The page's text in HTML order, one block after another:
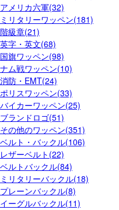
アメリカ六軍(32)
ミリタリーワッペン(181)
階級章(21)
英字・英文(68)
国旗ワッペン(98)
ナム戦ワッペン(10)
消防・EMT(24)
ポリスワッペン(33)
バイカーワッペン(25)
ブランドロゴ(51)
その他のワッペン(351)
ベルト・バックル(106)
レザーベルト(22)
ベルトバックル(84)
ミリタリーバックル(18)
プレーンバックル(8)
イーグルバックル(11)